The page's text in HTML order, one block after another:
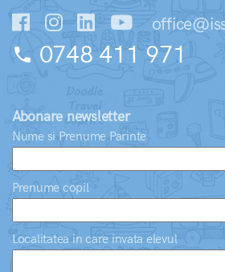
phone 0748 411 971
Abonare newsletter
Nume si Prenume Parinte
Prenume copil
Localitatea in care invata elevul